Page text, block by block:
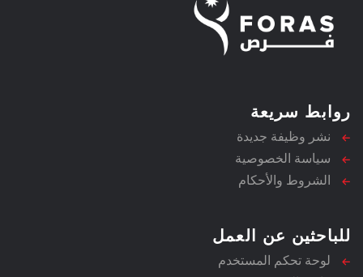
روابط سريعة
نشر وظيفة جديدة
سياسة الخصوصية
الشروط والأحكام
للباحثين عن العمل
لوحة تحكم المستخدم